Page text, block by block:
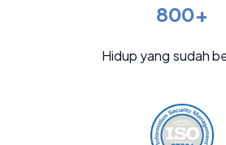
800+
Hidup yang sudah